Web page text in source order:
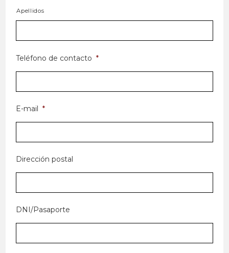
Apellidos
Teléfono de contacto *
E-mail *
Dirección postal
DNI/Pasaporte